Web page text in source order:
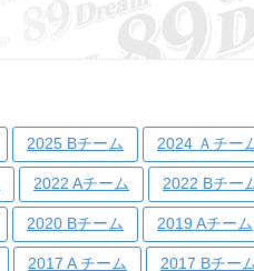
2025 Bチーム 2024 Ａチー
2022 Aチーム 2022 Bチー
2020 Bチーム 2019 Aチーム
2017 A チーム 2017 Bチー